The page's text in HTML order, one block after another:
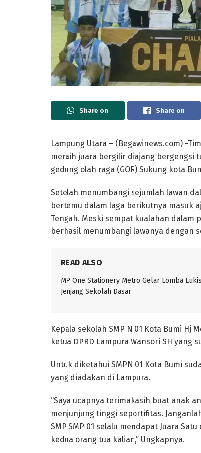
Share on Share on
Lampung Utara – (Begawinews.com) -
meraih juara bergilir diajang bergengsi
gedung olah raga (GOR) Sukung kota
Setelah menumbangi sejumlah lawan
bertemu dalam laga berikutnya masuk
Tengah. Meski sempat kualahan dalam
berhasil menumbangi lawanya dengan
READ ALSO
MP One Stationery Metro Gelar Lomba Lukis
Jenjang Sekolah Dasar
Kepala sekolah SMP N 01 Kota Bumi
ketua DPRD Lampura Wansori SH
Untuk diketahui SMPN 01 Kota Bumi
yang diadakan di Lampura.
“Saya ucapnya terimakasih buat anak
menjunjung tinggi seportifitas.
SMP SMP 01 selalu mendapat Juara
kedua orang tua kalian,” Ungkapnya.